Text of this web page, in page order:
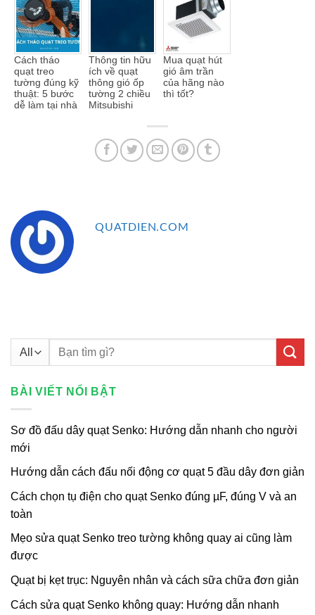
Cách tháo
quạt treo
tường đúng kỹ
thuật: 5 bước
dễ làm tại nhà
Thông tin hữu
ích về quạt
thông gió ốp
tường 2 chiều
Mitsubishi
Mua quạt hút
gió âm trần
của hãng nào
thì tốt?
QUATDIEN.COM
Tìm
BÀI VIẾT NỔI BẬT
Sơ đồ đấu dây quạt Senko: Hướng dẫn nhanh cho người
mới
Hướng dẫn cách đấu nối động cơ quạt 5 đầu dây đơn giản
Cách chọn tụ điện cho quạt Senko đúng µF, đúng V và an
toàn
Mẹo sửa quạt Senko treo tường không quay ai cũng làm
được
Quạt bị kẹt trục: Nguyên nhân và cách sữa chữa đơn giản
Cách sửa quạt Senko không quay: Hướng dẫn nhanh